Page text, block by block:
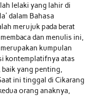
lelaki yang lahir di
dalam Bahasa
merujuk pada berat
dan menulis ini,
kumpulan
kontemplatifnya atas
baik yang penting,
ini tinggal di Cikarang
orang anaknya,